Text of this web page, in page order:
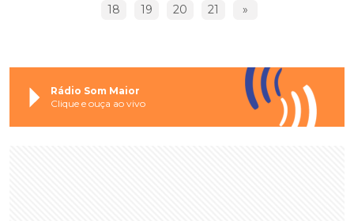
18 19 20 21 »
Rádio Som Maior
Clique e ouça ao vivo